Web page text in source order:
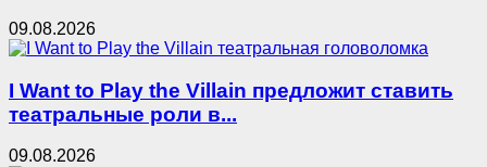
09.08.2026
I Want to Play the Villain предложит ставить
театральные роли в...
09.08.2026